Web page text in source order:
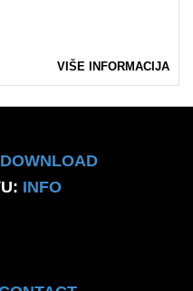
VIŠE INFORMACIJA
DOWNLOAD
INFO